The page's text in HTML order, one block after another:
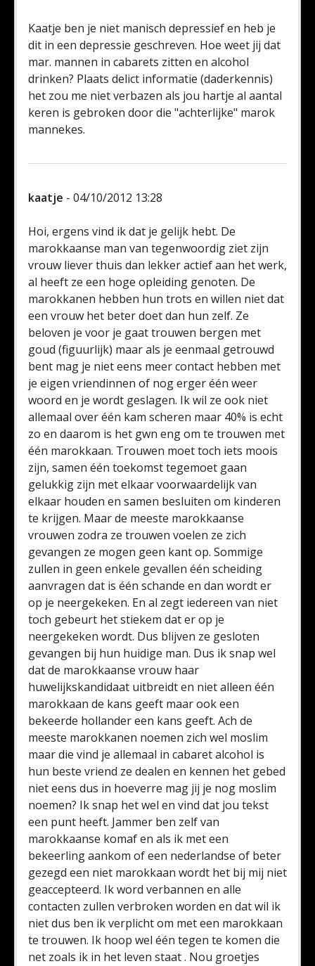
Kaatje ben je niet manisch depressief en heb je
dit in een depressie geschreven. Hoe weet jij dat
mar. mannen in cabarets zitten en alcohol
drinken? Plaats delict informatie (daderkennis)
het zou me niet verbazen als jou hartje al aantal
keren is gebroken door die "achterlijke" marok
mannekes.
kaatje - 04/10/2012 13:28
Hoi, ergens vind ik dat je gelijk hebt. De
marokkaanse man van tegenwoordig ziet zijn
vrouw liever thuis dan lekker actief aan het werk,
al heeft ze een hoge opleiding genoten. De
marokkanen hebben hun trots en willen niet dat
een vrouw het beter doet dan hun zelf. Ze
beloven je voor je gaat trouwen bergen met
goud (figuurlijk) maar als je eenmaal getrouwd
bent mag je niet eens meer contact hebben met
je eigen vriendinnen of nog erger één weer
woord en je wordt geslagen. Ik wil ze ook niet
allemaal over één kam scheren maar 40% is echt
zo en daarom is het gwn eng om te trouwen met
één marokkaan. Trouwen moet toch iets moois
zijn, samen één toekomst tegemoet gaan
gelukkig zijn met elkaar voorwaardelijk van
elkaar houden en samen besluiten om kinderen
te krijgen. Maar de meeste marokkaanse
vrouwen zodra ze trouwen voelen ze zich
gevangen ze mogen geen kant op. Sommige
zullen in geen enkele gevallen één scheiding
aanvragen dat is één schande en dan wordt er
op je neergekeken. En al zegt iedereen van niet
toch gebeurt het stiekem dat er op je
neergekeken wordt. Dus blijven ze gesloten
gevangen bij hun huidige man. Dus ik snap wel
dat de marokkaanse vrouw haar
huwelijkskandidaat uitbreidt en niet alleen één
marokkaan de kans geeft maar ook een
bekeerde hollander een kans geeft. Ach de
meeste marokkanen noemen zich wel moslim
maar die vind je allemaal in cabaret alcohol is
hun beste vriend ze dealen en kennen het gebed
niet eens dus in hoeverre mag jij je nog moslim
noemen? Ik snap het wel en vind dat jou tekst
een punt heeft. Jammer ben zelf van
marokkaanse komaf en als ik met een
bekeerling aankom of een nederlandse of beter
gezegd een niet marokkaan wordt het bij mij niet
geaccepteerd. Ik word verbannen en alle
contacten zullen verbroken worden en dat wil ik
niet dus ben ik verplicht om met een marokkaan
te trouwen. Ik hoop wel één tegen te komen die
net zoals ik in het leven staat . Nou groetjes